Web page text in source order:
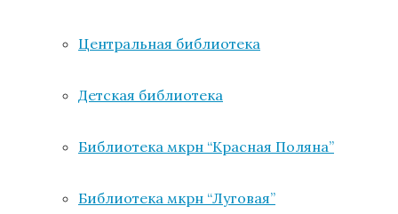
Центральная библиотека
Детская библиотека
Библиотека мкрн “Красная Поляна”
Библиотека мкрн “Луговая”